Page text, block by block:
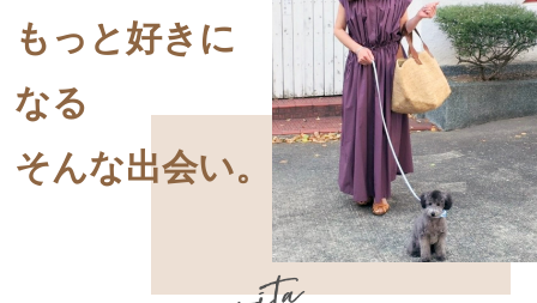
もっと好き に
なる
そんな出会い。